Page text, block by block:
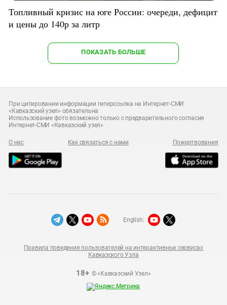
Топливный кризис на юге России: очереди, дефицит
и цены до 140р за литр
ПОКАЗАТЬ БОЛЬШЕ
При цитировании информации гиперссылка на Интернет-СМИ
«Кавказский узел» обязательна
Использование фото возможно только с предварительного согласия
Интернет-СМИ «Кавказский узел»
О нас Как связаться с нами Пожертвования
18+© «Кавказский Узел»
Правила поведения пользователей на интерактивных сервисах
Кавказского Узла
English: